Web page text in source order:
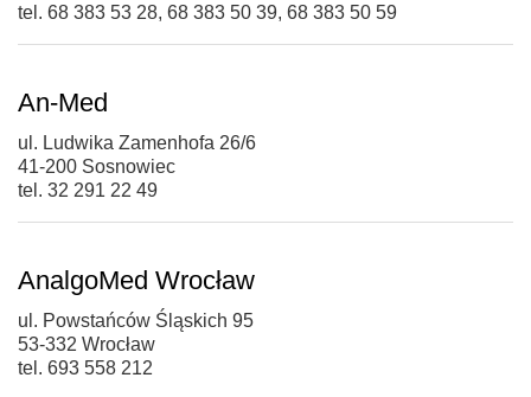
tel. 68 383 53 28, 68 383 50 39, 68 383 50 59
An-Med
ul. Ludwika Zamenhofa 26/6
41-200 Sosnowiec
tel. 32 291 22 49
AnalgoMed Wrocław
ul. Powstańców Śląskich 95
53-332 Wrocław
tel. 693 558 212